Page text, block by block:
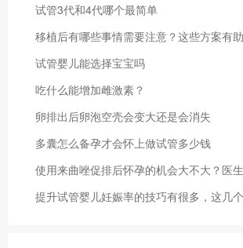
试管3代和4代哪个最简单
移植后有哪些事情需要注意？这些方案有
试管婴儿能选择宝宝吗
吃什么能增加雌激素？
卵排出后卵泡空壳会变大还是会消失
多囊怎么备孕才会怀上做试管多少钱
提升试管婴儿妊娠率的技巧有很多，这几